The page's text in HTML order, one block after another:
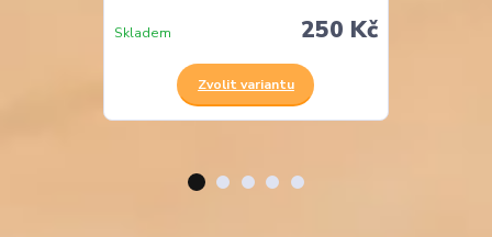
250 Kč
Skladem
Zvolit variantu